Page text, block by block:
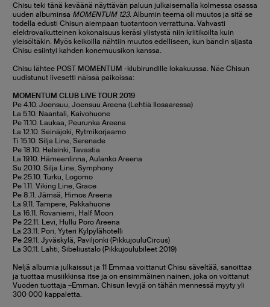
Chisu teki tänä keväänä näyttävän paluun julkaisemalla kolmessa osassa
uuden albuminsa MOMENTUM 123. Albumin teema oli muutos ja sitä se
todella edusti Chisun aiempaan tuotantoon verrattuna. Vahvasti
elektrovaikutteinen kokonaisuus keräsi ylistystä niin kriitikoilta kuin
yleisöltäkin. Myös keikoilla nähtiin muutos edelliseen, kun bändin sijasta
Chisu esiintyi kahden konemuusikon kanssa.
Chisu lähtee POST MOMENTUM -klubirundille lokakuussa. Näe Chisun
uudistunut livesetti näissä paikoissa:
MOMENTUM CLUB LIVE TOUR 2019
Pe 4.10. Joensuu, Joensuu Areena (Lehtiä Ilosaaressa)
La 5.10. Naantali, Kaivohuone
Pe 11.10. Laukaa, Peurunka Areena
La 12.10. Seinäjoki, Rytmikorjaamo
Ti 15.10. Silja Line, Serenade
Pe 18.10. Helsinki, Tavastia
La 19.10. Hämeenlinna, Aulanko Areena
Su 20.10. Silja Line, Symphony
Pe 25.10. Turku, Logomo
Pe 1.11. Viking Line, Grace
Pe 8.11. Jämsä, Himos Areena
La 9.11. Tampere, Pakkahuone
La 16.11. Rovaniemi, Half Moon
Pe 22.11. Levi, Hullu Poro Areena
La 23.11. Pori, Yyteri Kylpylähotelli
Pe 29.11. Jyväskylä, Paviljonki (PikkujouluCircus)
La 30.11. Lahti, Sibeliustalo (Pikkujoulubileet 2019)
Neljä albumia julkaissut ja 11 Emmaa voittanut Chisu säveltää, sanoittaa
ja tuottaa musiikkinsa itse ja on ensimmäinen nainen, joka on voittanut
Vuoden tuottaja –Emman. Chisun levyjä on tähän mennessä myyty yli
300 000 kappaletta.